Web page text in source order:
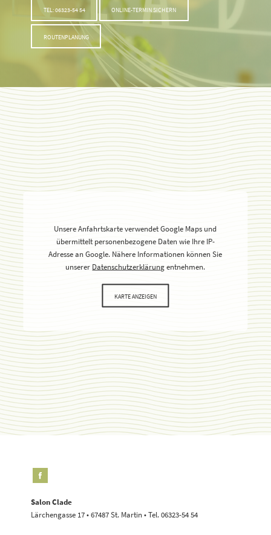
TEL: 06323-54 54 ONLINE-TERMIN SICHERN
ROUTENPLANUNG
Unsere Anfahrtskarte verwendet Google Maps und
übermittelt personenbezogene Daten wie Ihre IP-
Adresse an Google. Nähere Informationen können Sie
unserer Datenschutzerklärungentnehmen.
KARTE ANZEIGEN
Salon Clade
Lärchengasse 17 • 67487 St. Martin • Tel. 06323-54 54